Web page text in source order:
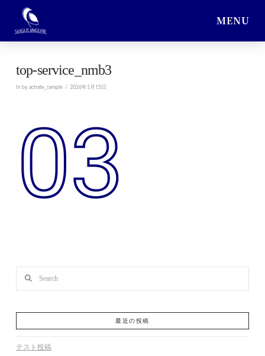
MENU
top-service_nmb3
In by actrate_sample 2026年1月15日
最近の投稿
テスト投稿